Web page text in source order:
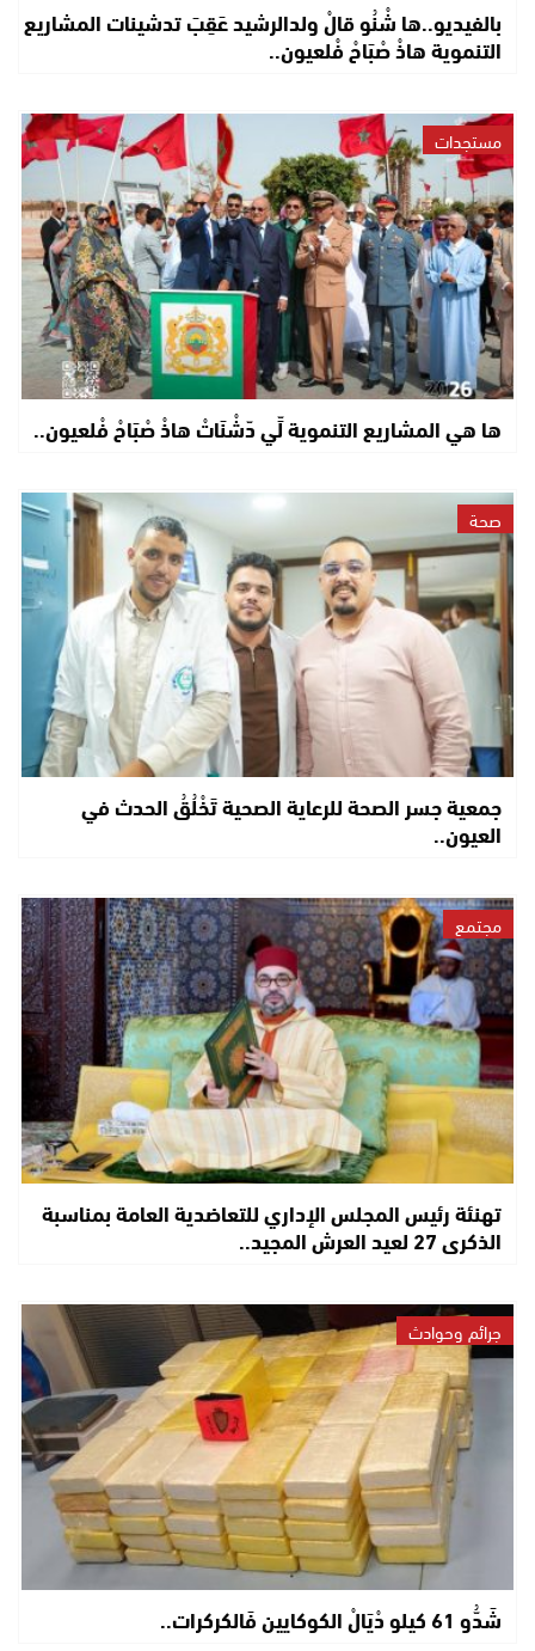
بالفيديو..ها شْنُو قالْ ولدالرشيد عَقِبَ تدشينات المشاريع
التنموية هاذْ صْبَاحْ فْلعيون..
مستجدات
ها هي المشاريع التنموية لِّي دّشْنَاتْ هاذْ صْبَاحْ فْلعيون..
صحة
جمعية جسر الصحة للرعاية الصحية تَخْلُقُ الحدث في
العيون..
مجتمع
تهنئة رئيس المجلس الإداري للتعاضدية العامة بمناسبة
الذكرى 27 لعيد العرش المجيد..
جرائم وحوادث
شَدُّو 61 كيلو دْيَالْ الكوكايين فَالكركرات..